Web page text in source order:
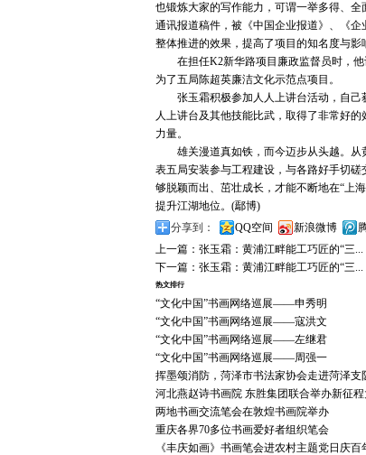
也锻炼大家的写作能力，可谓一举多得、
通讯报道稿件，被《中国企业报道》、《
整体推进的效果，提高了项目的知名度与影
在担任K2新华路项目廉政监督员时，他
为了五局陈超英廉洁文化示范点项目。
张玉霜积极参加人人上讲台活动，自己
人上讲台及其他技能比武，取得了非常好
力量。
雄关漫道真如铁，而今迈步从头越。从
表五局安装参与工程建设，与各路好手切
够脱颖而出、茁壮成长，才能不断地在“上
提升江湖地位。(鄢博)
分享到：
QQ空间 新浪微博
上一篇： 张玉霜：黄浦江畔能工巧匠的“三...
下一篇： 张玉霜：黄浦江畔能工巧匠的“三...
热文排行
“文化中国”书画网络巡展——申秀明
“文化中国”书画网络巡展——寇洪文
“文化中国”书画网络巡展——左继君
“文化中国”书画网络巡展——周强一
挥墨颂消防，菏泽市书法家协会走进菏泽支
河北燕赵诗书画院 东胜集团联合举办新征程
两地书画交流笔会在敦煌书画院举办
重庆各界70多位书画爱好者组织笔会
《丰庆如画》书画笔会进农村主题党日庆百